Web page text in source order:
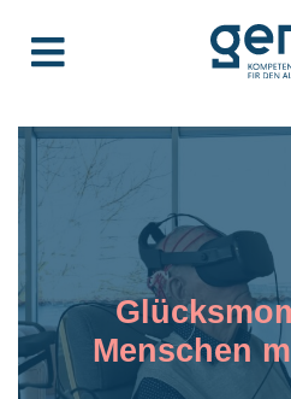
Menschen